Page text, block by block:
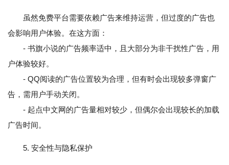
虽然免费平台需要依赖广告来维持运营，但过度的广告也
会影响用户体验。在这方面：
- 书旗小说的广告频率适中，且大部分为非干扰性广告，用
户体验较好。
- QQ阅读的广告位置较为合理，但有时会出现较多弹窗广
告，需用户手动关闭。
- 起点中文网的广告量相对较少，但偶尔会出现较长的加载
广告时间。
5. 安全性与隐私保护